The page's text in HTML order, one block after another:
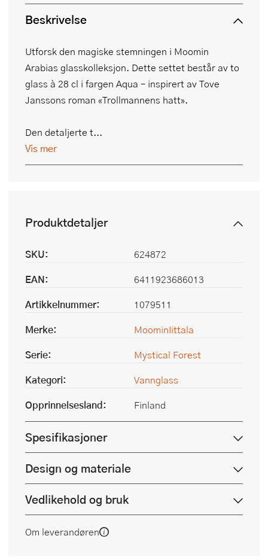
Beskrivelse
Utforsk den magiske stemningen i Moomin
Arabias glasskolleksjon. Dette settet består av to
glass à 28 cl i fargen Aqua – inspirert av Tove
Janssons roman «Trollmannens hatt».
Den detaljerte t...
Vis mer
Produktdetaljer
SKU:
624872
EAN:
6411923686013
Artikkelnummer:
1079511
Merke:
MoominIittala
Serie:
Mystical Forest
Kategori:
Vannglass
Opprinnelsesland:
Finland
Spesifikasjoner
Design og materiale
Vedlikehold og bruk
Om leverandøren